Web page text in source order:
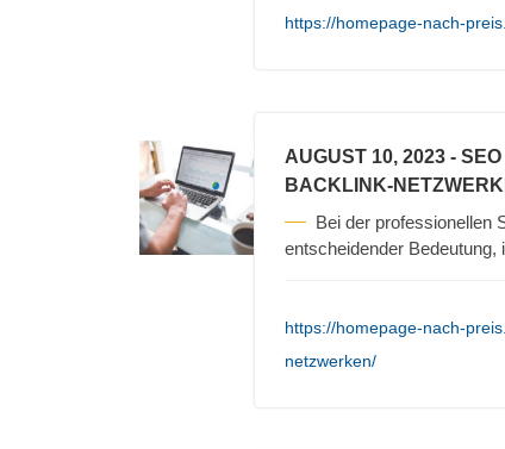
https://homepage-nach-
AUGUST 10, 2023 -
BACKLINK-
Bei der professionellen
entscheidender
https://homepage-nach-
netzwerken/